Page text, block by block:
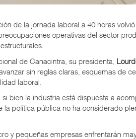
de la jornada laboral a 40 horas
operativas del sector
de Canacintra, su presidenta,
sin reglas claras, esquemas de
laboral.
bien la industria está dispuesta a
la política pública no ha considerado
y pequeñas empresas enfrentarán